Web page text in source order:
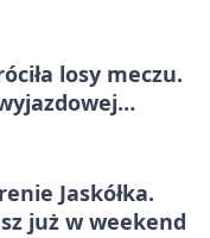
losy meczu.
Jaskółka.
już w weekend